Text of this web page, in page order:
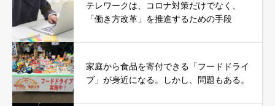
テレワークは、コロナ対策だけでなく、
「働き方改革」を推進するための手段
家庭から食品を寄付できる「フードドライ
ブ」が身近になる。しかし、問題もある。